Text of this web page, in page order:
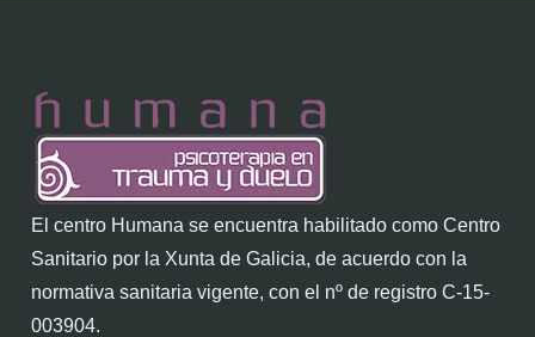
El centro Humana se encuentra habilitado como Centro
Sanitario por la Xunta de Galicia, de acuerdo con la
normativa sanitaria vigente, con el nº de registro C-15-
003904.